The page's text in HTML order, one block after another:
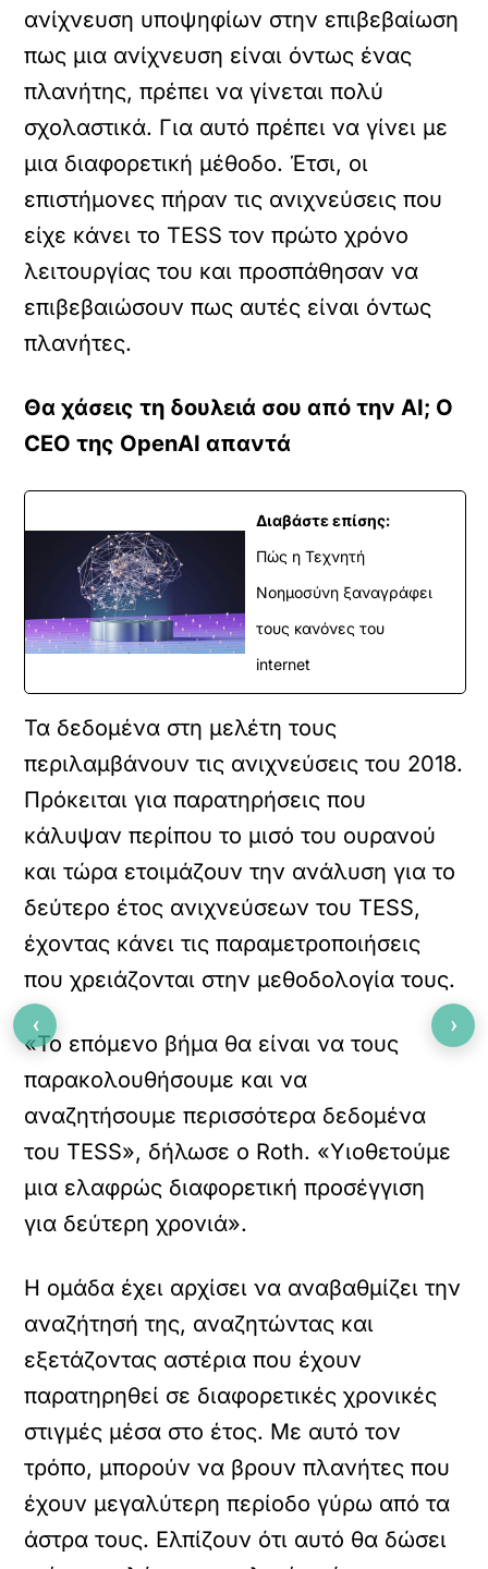
ανίχνευση υποψηφίων στην επιβεβαίωση
πως μια ανίχνευση είναι όντως ένας
πλανήτης, πρέπει να γίνεται πολύ
σχολαστικά. Για αυτό πρέπει να γίνει με
μια διαφορετική μέθοδο. Έτσι, οι
επιστήμονες πήραν τις ανιχνεύσεις που
είχε κάνει το TESS τον πρώτο χρόνο
λειτουργίας του και προσπάθησαν να
επιβεβαιώσουν πως αυτές είναι όντως
πλανήτες.
Θα χάσεις τη δουλειά σου από την AI; O
CEO της OpenAI απαντά
Διαβάστε επίσης:
Πώς η Τεχνητή
Νοημοσύνη ξαναγράφει
τους κανόνες του
internet
Τα δεδομένα στη μελέτη τους
περιλαμβάνουν τις ανιχνεύσεις του 2018.
Πρόκειται για παρατηρήσεις που
κάλυψαν περίπου το μισό του ουρανού
και τώρα ετοιμάζουν την ανάλυση για το
δεύτερο έτος ανιχνεύσεων του TESS,
έχοντας κάνει τις παραμετροποιήσεις
που χρειάζονται στην μεθοδολογία τους.
«Το επόμενο βήμα θα είναι να τους
παρακολουθήσουμε και να
αναζητήσουμε περισσότερα δεδομένα
του TESS», δήλωσε ο Roth. «Υιοθετούμε
μια ελαφρώς διαφορετική προσέγγιση
για δεύτερη χρονιά».
Η ομάδα έχει αρχίσει να αναβαθμίζει την
αναζήτησή της, αναζητώντας και
εξετάζοντας αστέρια που έχουν
παρατηρηθεί σε διαφορετικές χρονικές
στιγμές μέσα στο έτος. Με αυτό τον
τρόπο, μπορούν να βρουν πλανήτες που
έχουν μεγαλύτερη περίοδο γύρω από τα
άστρα τους. Ελπίζουν ότι αυτό θα δώσει
‹ ›